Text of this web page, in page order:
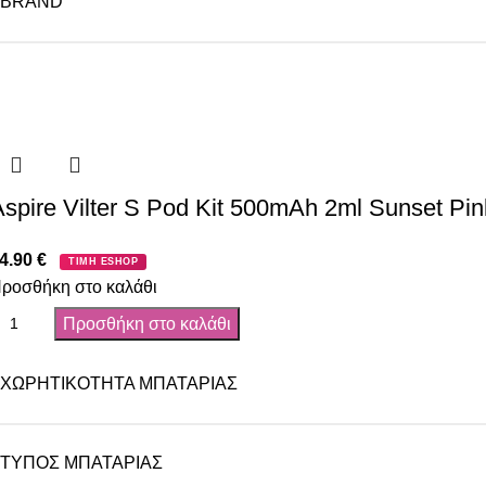
Vilter S Pod Kit 500mAh 2ml Sunset
€ ΤΙΜΗ ESHOP
στο καλάθι
Προσθήκη στο καλάθι
ΧΩΡΗΤΙΚΌΤΗΤΑ ΜΠΑΤΑΡΊΑΣ
ΤΎΠΟΣ ΜΠΑΤΑΡΊΑΣ